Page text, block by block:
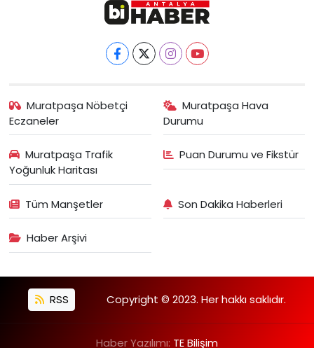
Muratpaşa Nöbetçi
Eczaneler
Muratpaşa Hava
Durumu
Muratpaşa Trafik
Yoğunluk Haritası
Puan Durumu ve Fikstür
Tüm Manşetler Son Dakika Haberleri
Haber Arşivi
RSS Copyright © 2023. Her hakkı saklıdır.
Haber Yazılımı: TE Bilişim